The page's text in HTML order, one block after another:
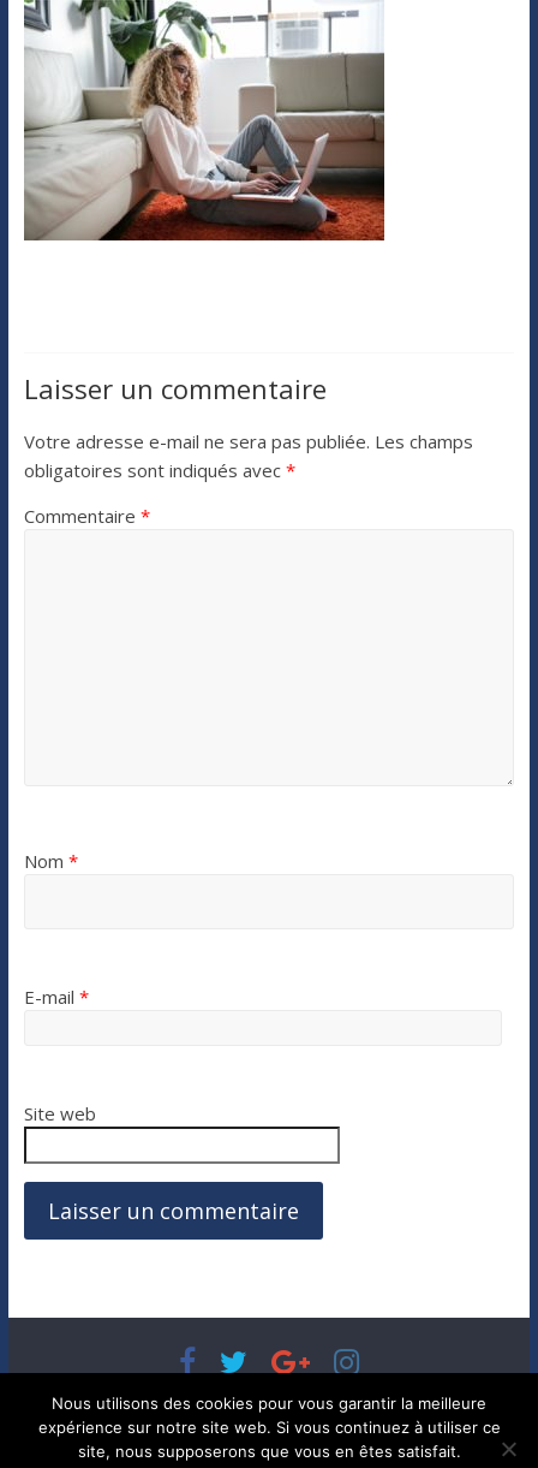
Laisser un commentaire
Votre adresse e-mail ne sera pas publiée. Les champs
obligatoires sont indiqués avec *
Commentaire *
Nom *
E-mail *
Site web
Copyright © 2026 Bénéfices, l'actualité de votre argent, de
votre patrimoine et de vos placements . Tous droits réservés.
Theme ColorMag parThemeGrill.. Propulsé par WordPress.
Nous utilisons des cookies pour vous garantir la meilleure
expérience sur notre site web. Si vous continuez à utiliser ce
site, nous supposerons que vous en êtes satisfait.